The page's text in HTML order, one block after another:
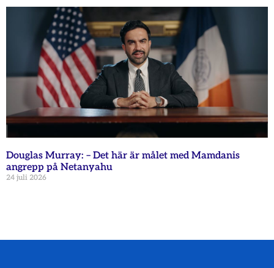
Douglas Murray: – Det här är målet med Mamdanis
angrepp på Netanyahu
24 juli 2026